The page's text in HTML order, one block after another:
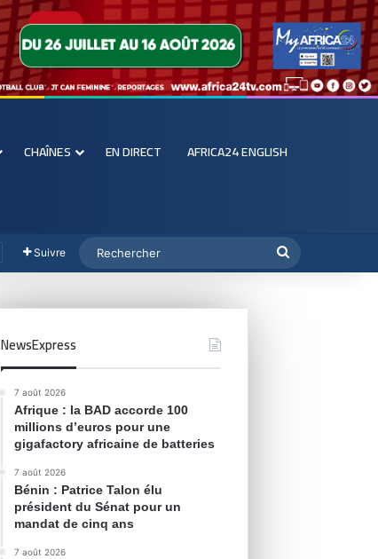
CHAÎNES EN DIRECT AFRICA24 ENGLISH
Suivre
NewsExpress
7 août 2026
Afrique : la BAD accorde 100
millions d’euros pour une
gigafactory africaine de batteries
7 août 2026
Bénin : Patrice Talon élu
président du Sénat pour un
mandat de cinq ans
7 août 2026